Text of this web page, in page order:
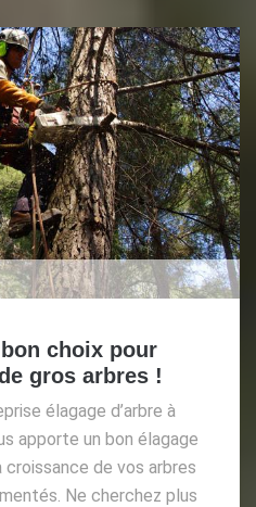
choix pour
gros arbres !
élagage d’arbre à
apporte un bon élagage
croissance de vos arbres
Ne cherchez plus